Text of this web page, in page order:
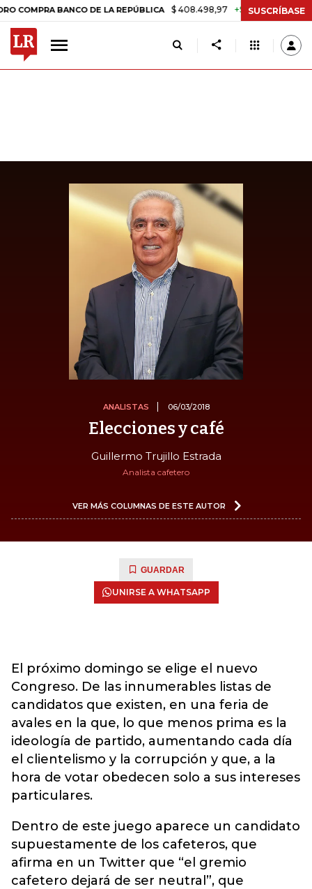
BANCO DE LA REPÚBLICA $ 408.498,97 +$ 8.753,81 +2,19%
SUSCRÍBASE
ANALISTAS 06/03/2018
Elecciones y café
Guillermo Trujillo Estrada
Analista cafetero
VER MÁS COLUMNAS DE ESTE AUTOR
GUARDAR
UNIRSE A WHATSAPP
El próximo domingo se elige el nuevo
Congreso. De las innumerables listas de
candidatos que existen, en una feria de
avales en la que, lo que menos prima es la
ideología de partido, aumentando cada día
el clientelismo y la corrupción y que, a la
hora de votar obedecen solo a sus intereses
particulares.
Dentro de este juego aparece un candidato
supuestamente de los cafeteros, que
afirma en un Twitter que “el gremio
cafetero dejará de ser neutral”, que